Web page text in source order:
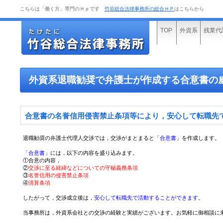
こちらは「働く方」専門のＨｐです 竹谷総合法律事務所の総合ＨＰはこちらから
外資系退職勧奨で弁護士が作成する合意書の
合意書の名誉信用侵害禁止条項等により，安心して転職先
退職勧奨の弁護士代理人交渉では，交渉がまとまると 「合意書」 を作成します。
「合意書」 には，以下の内容を盛り込みます。
①合意の内容，
②交渉に至る経緯などについての守秘義務条項
③名誉信用の侵害禁止条項
④清算条項
したがって，交渉成立後は，安心して転職先で活動することができます。
当事務所は，外資系会社との交渉の経験と実績がございます。お気軽に御相談に
TOP 外資系 残業代